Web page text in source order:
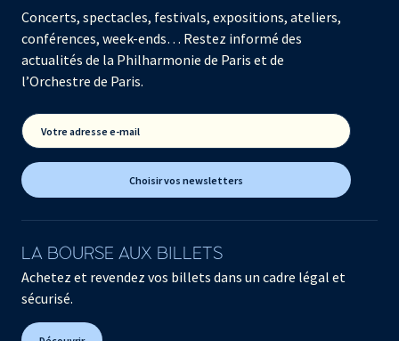
Concerts, spectacles, festivals, expositions, ateliers,
conférences, week-ends… Restez informé des
actualités de la Philharmonie de Paris et de
l’Orchestre de Paris.
Votre adresse e-mail
Choisir vos newsletters
LA BOURSE AUX BILLETS
Achetez et revendez vos billets dans un cadre légal et
sécurisé.